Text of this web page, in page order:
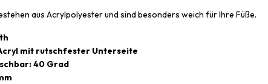
aus Acrylpolyester und sind besonders weich für Ihre Füße.
mit rutschfester Unterseite
40 Grad